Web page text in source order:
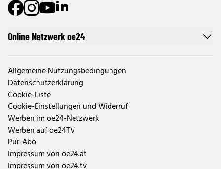
Online Netzwerk oe24
Allgemeine Nutzungsbedingungen
Datenschutzerklärung
Cookie-Liste
Cookie-Einstellungen und Widerruf
Werben im oe24-Netzwerk
Werben auf oe24TV
Pur-Abo
Impressum von oe24.at
Impressum von oe24.tv